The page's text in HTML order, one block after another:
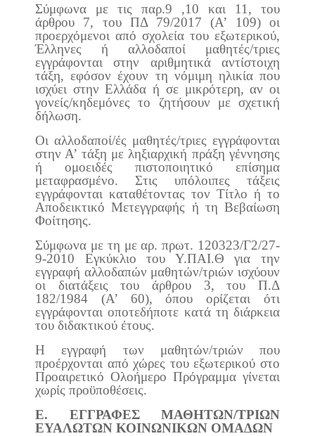
Σύμφωνα με τις παρ.9 ,10 και 11, του
άρθρου 7, του ΠΔ 79/2017 (Α’ 109) οι
προερχόμενοι από σχολεία του εξωτερικού,
Έλληνες ή αλλοδαποί μαθητές/τριες
εγγράφονται στην αριθμητικά αντίστοιχη
τάξη, εφόσον έχουν τη νόμιμη ηλικία που
ισχύει στην Ελλάδα ή σε μικρότερη, αν οι
γονείς/κηδεμόνες το ζητήσουν με σχετική
δήλωση.
Οι αλλοδαποί/ές μαθητές/τριες εγγράφονται
στην Α’ τάξη με ληξιαρχική πράξη γέννησης
ή ομοειδές πιστοποιητικό επίσημα
μεταφρασμένο. Στις υπόλοιπες τάξεις
εγγράφονται καταθέτοντας τον Τίτλο ή το
Αποδεικτικό Μετεγγραφής ή τη Βεβαίωση
Φοίτησης.
Σύμφωνα με τη με αρ. πρωτ. 120323/Γ2/27-
9-2010 Εγκύκλιο του Υ.ΠΑΙ.Θ για την
εγγραφή αλλοδαπών μαθητών/τριών ισχύουν
οι διατάξεις του άρθρου 3, του Π.Δ
182/1984 (Α’ 60), όπου ορίζεται ότι
εγγράφονται οποτεδήποτε κατά τη διάρκεια
του διδακτικού έτους.
Η εγγραφή των μαθητών/τριών που
προέρχονται από χώρες του εξωτερικού στο
Προαιρετικό Ολοήμερο Πρόγραμμα γίνεται
χωρίς προϋποθέσεις.
Ε. ΕΓΓΡΑΦΕΣ ΜΑΘΗΤΩΝ/ΤΡΙΩΝ
ΕΥΑΛΩΤΩΝ ΚΟΙΝΩΝΙΚΩΝ ΟΜΑΔΩΝ